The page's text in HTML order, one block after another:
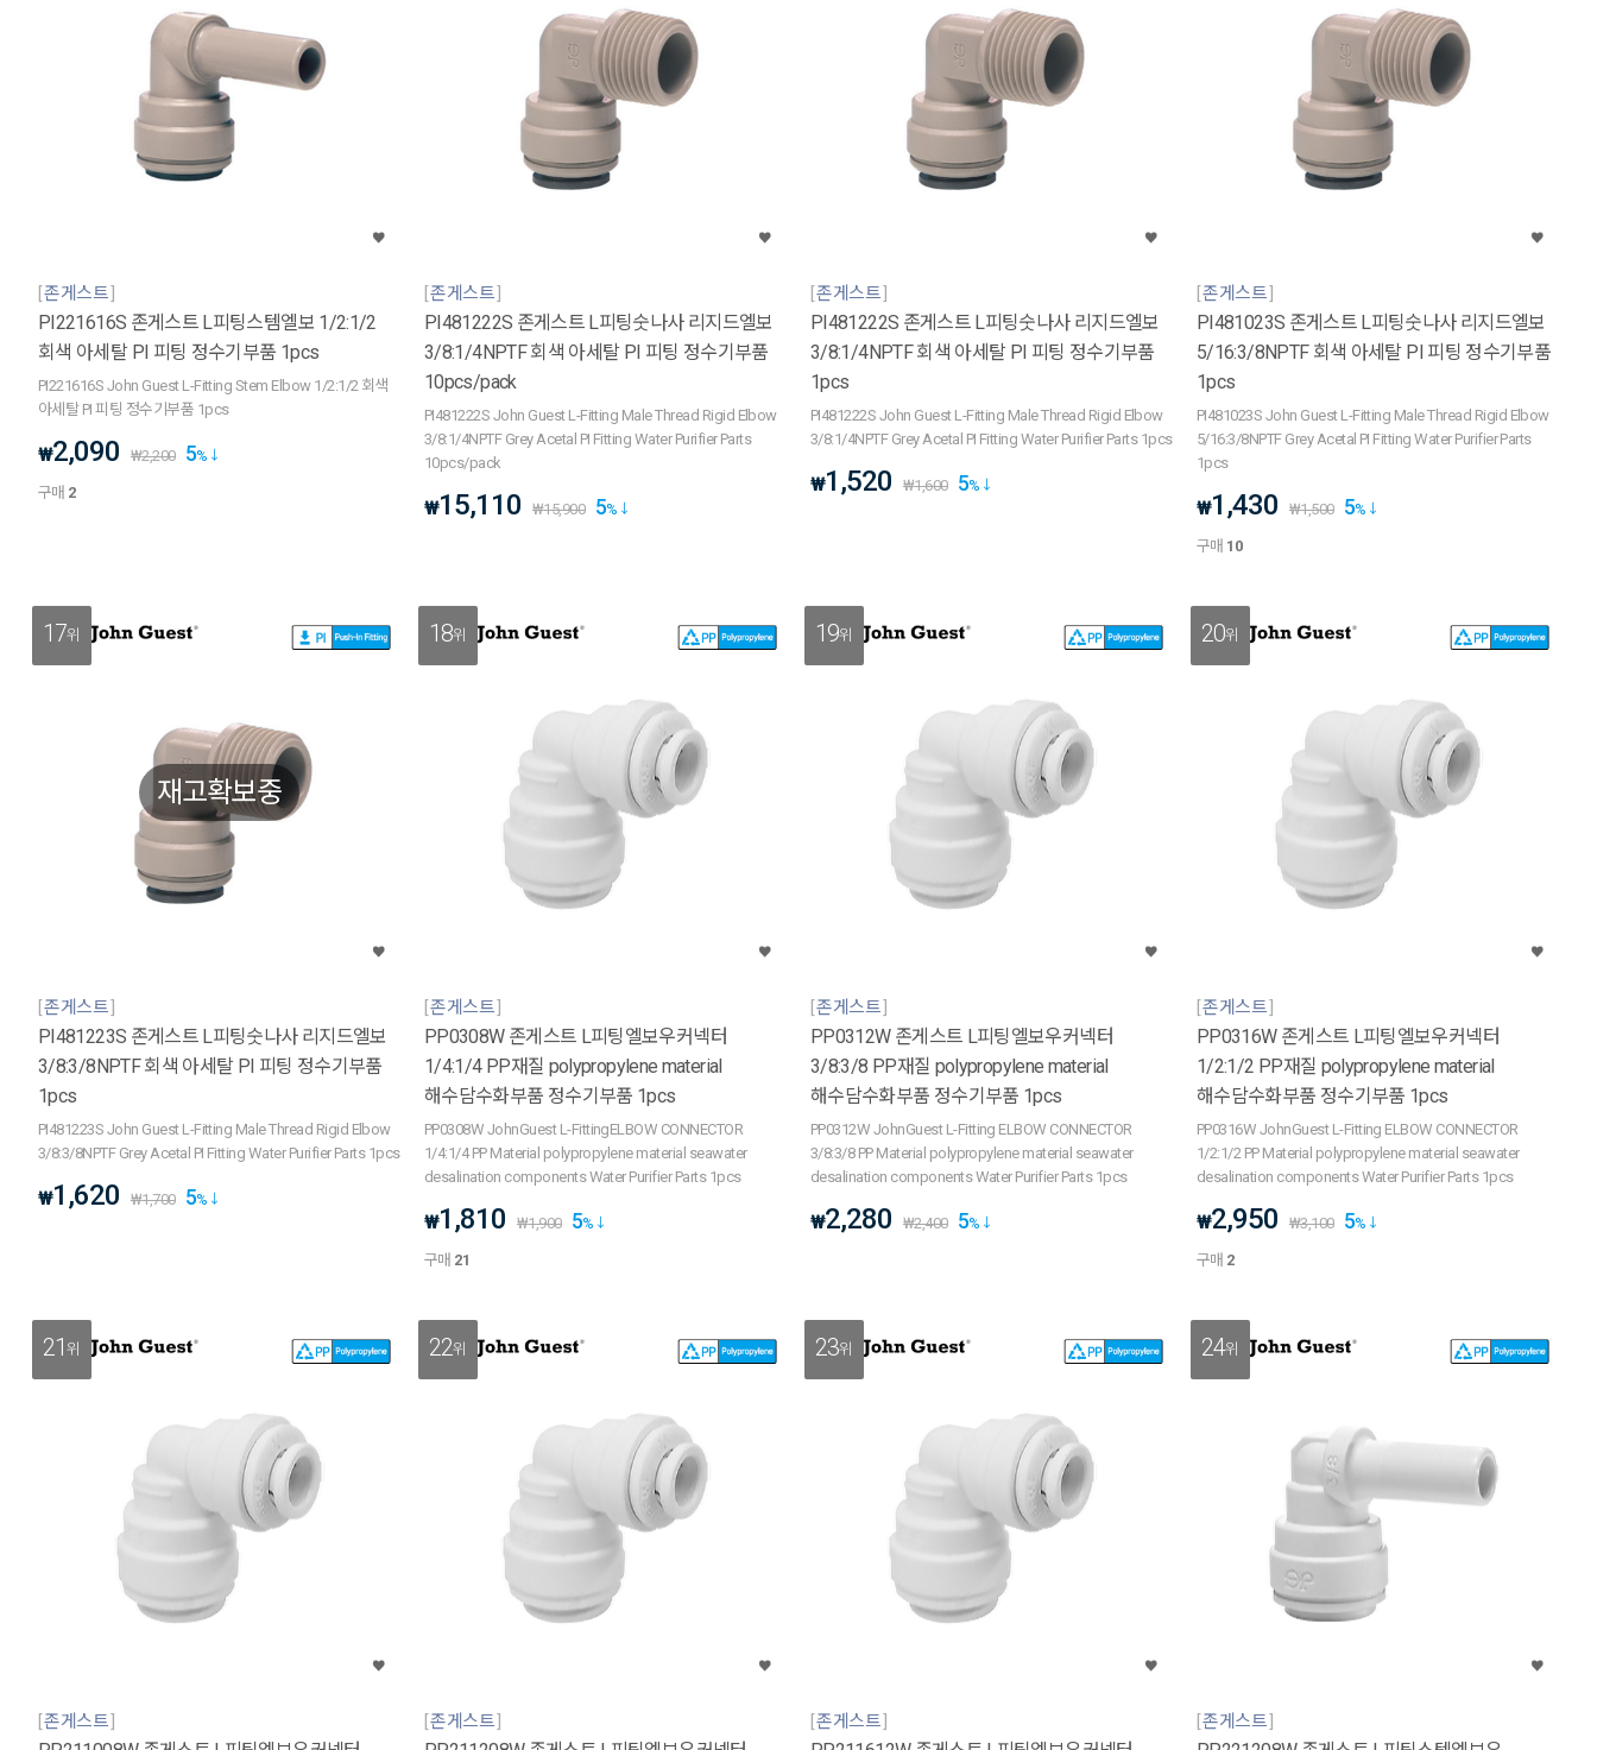
존게스트
PI221616S 존게스트 L피팅스템엘보 1/2:1/2
회색 아세탈 PI 피팅 정수기부품 1pcs
PI221616S John Guest L-Fitting Stem Elbow 1/2:1/2 회색
아세탈 PI 피팅 정수기부품 1pcs
₩2,090 ₩2,200 5%
구매 2
존게스트
PI481222S 존게스트 L피팅숫나사 리지드엘보
3/8:1/4NPTF 회색 아세탈 PI 피팅 정수기부품
10pcs/pack
PI481222S John Guest L-Fitting Male Thread Rigid Elbow
3/8:1/4NPTF Grey Acetal PI Fitting Water Purifier Parts
10pcs/pack
₩15,110 ₩15,900 5%
존게스트
PI481222S 존게스트 L피팅숫나사 리지드엘보
3/8:1/4NPTF 회색 아세탈 PI 피팅 정수기부품
1pcs
PI481222S John Guest L-Fitting Male Thread Rigid Elbow
3/8:1/4NPTF Grey Acetal PI Fitting Water Purifier Parts 1pcs
₩1,520 ₩1,600 5%
존게스트
PI481023S 존게스트 L피팅숫나사 리지드엘보
5/16:3/8NPTF 회색 아세탈 PI 피팅 정수기부품
1pcs
PI481023S John Guest L-Fitting Male Thread Rigid Elbow
5/16:3/8NPTF Grey Acetal PI Fitting Water Purifier Parts
1pcs
₩1,430 ₩1,500 5%
구매 10
재고확보중
17위
존게스트
PI481223S 존게스트 L피팅숫나사 리지드엘보
3/8:3/8NPTF 회색 아세탈 PI 피팅 정수기부품
1pcs
PI481223S John Guest L-Fitting Male Thread Rigid Elbow
3/8:3/8NPTF Grey Acetal PI Fitting Water Purifier Parts 1pcs
₩1,620 ₩1,700 5%
18위
존게스트
PP0308W 존게스트 L피팅엘보우커넥터
1/4:1/4 PP재질 polypropylene material
해수담수화부품 정수기부품 1pcs
PP0308W JohnGuest L-FittingELBOW CONNECTOR
1/4:1/4 PP Material polypropylene material seawater
desalination components Water Purifier Parts 1pcs
₩1,810 ₩1,900 5%
구매 21
19위
존게스트
PP0312W 존게스트 L피팅엘보우커넥터
3/8:3/8 PP재질 polypropylene material
해수담수화부품 정수기부품 1pcs
PP0312W JohnGuest L-Fitting ELBOW CONNECTOR
3/8:3/8 PP Material polypropylene material seawater
desalination components Water Purifier Parts 1pcs
₩2,280 ₩2,400 5%
20위
존게스트
PP0316W 존게스트 L피팅엘보우커넥터
1/2:1/2 PP재질 polypropylene material
해수담수화부품 정수기부품 1pcs
PP0316W JohnGuest L-Fitting ELBOW CONNECTOR
1/2:1/2 PP Material polypropylene material seawater
desalination components Water Purifier Parts 1pcs
₩2,950 ₩3,100 5%
구매 2
21위
존게스트
22위
존게스트
23위
존게스트
24위
존게스트